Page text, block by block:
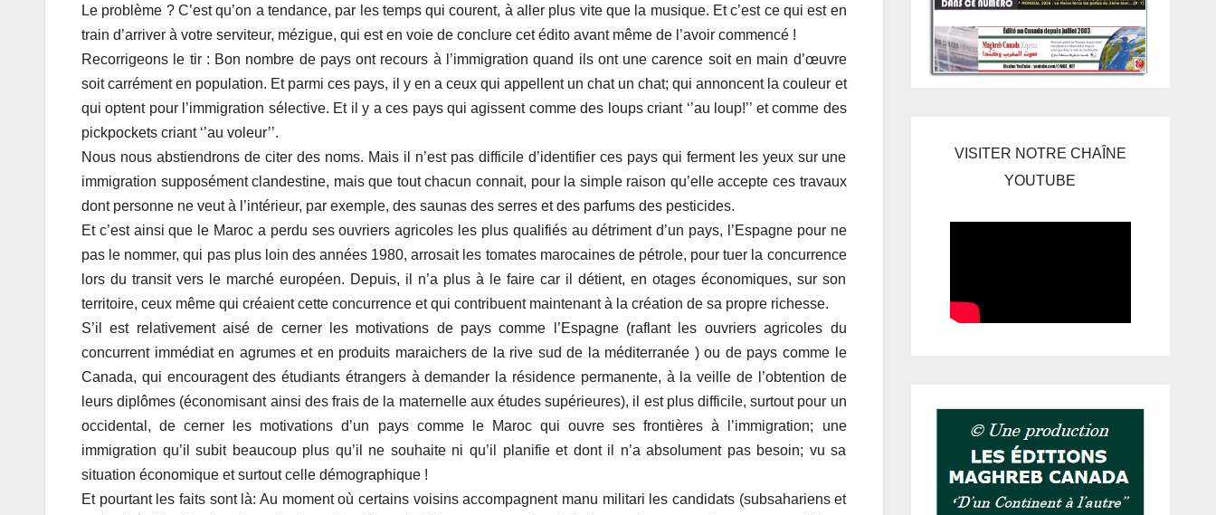
Le problème ? C’est qu’on a tendance, par les temps qui courent, à aller plus vite que la musique. Et c’est ce qui est en
train d’arriver à votre serviteur, mézigue, qui est en voie de conclure cet édito avant même de l’avoir commencé !
Recorrigeons le tir : Bon nombre de pays ont recours à l’immigration quand ils ont une carence soit en main d’œuvre
soit carrément en population. Et parmi ces pays, il y en a ceux qui appellent un chat un chat; qui annoncent la couleur et
qui optent pour l’immigration sélective. Et il y a ces pays qui agissent comme des loups criant ‘’au loup!’’ et comme des
pickpockets criant ‘’au voleur’’.
Nous nous abstiendrons de citer des noms. Mais il n’est pas difficile d’identifier ces pays qui ferment les yeux sur une
immigration supposément clandestine, mais que tout chacun connait, pour la simple raison qu’elle accepte ces travaux
dont personne ne veut à l’intérieur, par exemple, des saunas des serres et des parfums des pesticides.
Et c’est ainsi que le Maroc a perdu ses ouvriers agricoles les plus qualifiés au détriment d’un pays, l’Espagne pour ne
pas le nommer, qui pas plus loin des années 1980, arrosait les tomates marocaines de pétrole, pour tuer la concurrence
lors du transit vers le marché européen. Depuis, il n’a plus à le faire car il détient, en otages économiques, sur son
territoire, ceux même qui créaient cette concurrence et qui contribuent maintenant à la création de sa propre richesse.
S’il est relativement aisé de cerner les motivations de pays comme l’Espagne (raflant les ouvriers agricoles du
concurrent immédiat en agrumes et en produits maraichers de la rive sud de la méditerranée ) ou de pays comme le
Canada, qui encouragent des étudiants étrangers à demander la résidence permanente, à la veille de l’obtention de
leurs diplômes (économisant ainsi des frais de la maternelle aux études supérieures), il est plus difficile, surtout pour un
occidental, de cerner les motivations d’un pays comme le Maroc qui ouvre ses frontières à l’immigration; une
immigration qu’il subit beaucoup plus qu’il ne souhaite ni qu’il planifie et dont il n’a absolument pas besoin; vu sa
situation économique et surtout celle démographique !
Et pourtant les faits sont là: Au moment où certains voisins accompagnent manu militari les candidats (subsahariens et
VISITER NOTRE CHAÎNE
YOUTUBE